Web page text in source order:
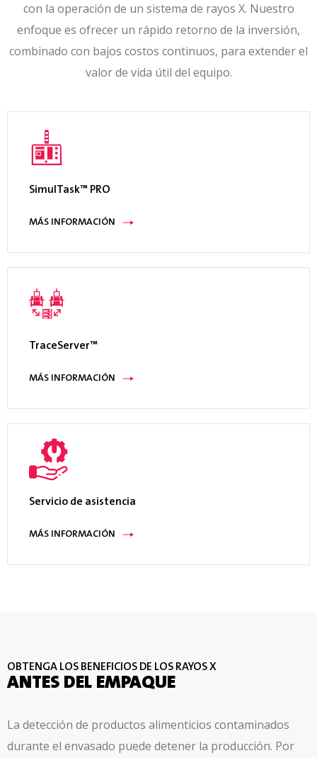
con la operación de un sistema de rayos X. Nuestro
enfoque es ofrecer un rápido retorno de la inversión,
combinado con bajos costos continuos, para extender el
valor de vida útil del equipo.
SimulTask™ PRO
MÁS INFORMACIÓN
TraceServer™
MÁS INFORMACIÓN
Servicio de asistencia
MÁS INFORMACIÓN
OBTENGA LOS BENEFICIOS DE LOS RAYOS X
ANTES DEL EMPAQUE
La detección de productos alimenticios contaminados
durante el envasado puede detener la producción. Por